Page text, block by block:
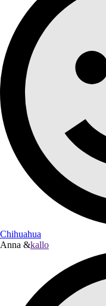
Chihuahua
Anna &kallo